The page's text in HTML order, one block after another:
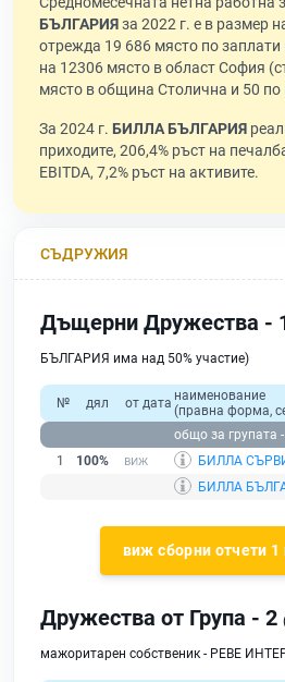
БЪЛГАРИЯза 2022 г. е в размер
отрежда 19 686 място по заплати
на 12306 място в област София
място в община Столична и 50
За 2024 г. БИЛЛА БЪЛГАРИЯ
приходите, 206,4% ръст на
EBITDA, 7,2% ръст на активите.
СЪДРУЖИЯ
Дъщерни Дружества -
БЪЛГАРИЯ има над 50% участие)
№ дял от дата наименование
(правна форма,
общо за групата
1
100% БИЛЛА
БИЛЛА
виж сборни отчети 1
Дружества от Група - 2
мажоритарен собственик - РЕВЕ